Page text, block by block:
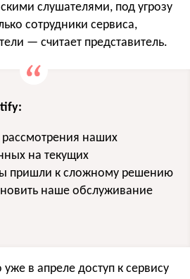
слушателями, под угрозу
сотрудники сервиса,
— считает представитель.
рассмотрения наших
на текущих
пришли к сложному решению
наше обслуживание
уже в апреле доступ к сервису